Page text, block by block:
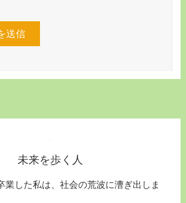
未来を歩く人
業した私は、社会の荒波に漕ぎ出しま